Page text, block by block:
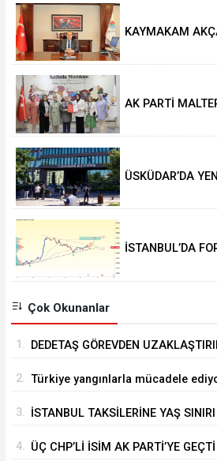
KAYMAKAM
AK PARTİ
ÜSKÜDAR’DA
İSTANBUL’DA
Çok Okunanlar
1. DEDETAŞ GÖREVDEN
2. Türkiye yangınlarla mücadele
3. İSTANBUL TAKSİLERİNE YAŞ SINIRI
4. ÜÇ CHP’Lİ İSİM AK PARTİ’YE GEÇTİ